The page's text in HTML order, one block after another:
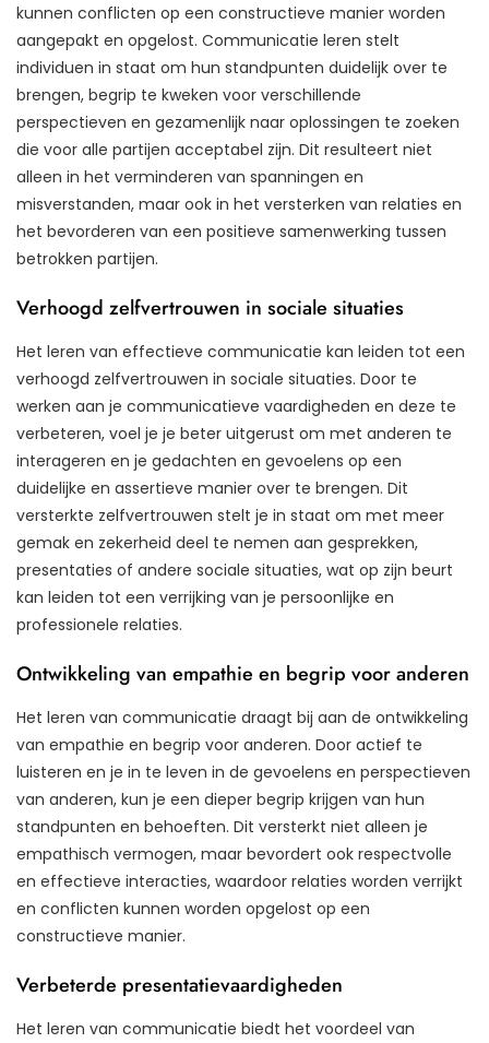
kunnen conflicten op een constructieve manier worden
aangepakt en opgelost. Communicatie leren stelt
individuen in staat om hun standpunten duidelijk over te
brengen, begrip te kweken voor verschillende
perspectieven en gezamenlijk naar oplossingen te zoeken
die voor alle partijen acceptabel zijn. Dit resulteert niet
alleen in het verminderen van spanningen en
misverstanden, maar ook in het versterken van relaties en
het bevorderen van een positieve samenwerking tussen
betrokken partijen.
Verhoogd zelfvertrouwen in sociale situaties
Het leren van effectieve communicatie kan leiden tot een
verhoogd zelfvertrouwen in sociale situaties. Door te
werken aan je communicatieve vaardigheden en deze te
verbeteren, voel je je beter uitgerust om met anderen te
interageren en je gedachten en gevoelens op een
duidelijke en assertieve manier over te brengen. Dit
versterkte zelfvertrouwen stelt je in staat om met meer
gemak en zekerheid deel te nemen aan gesprekken,
presentaties of andere sociale situaties, wat op zijn beurt
kan leiden tot een verrijking van je persoonlijke en
professionele relaties.
Ontwikkeling van empathie en begrip voor anderen
Het leren van communicatie draagt bij aan de ontwikkeling
van empathie en begrip voor anderen. Door actief te
luisteren en je in te leven in de gevoelens en perspectieven
van anderen, kun je een dieper begrip krijgen van hun
standpunten en behoeften. Dit versterkt niet alleen je
empathisch vermogen, maar bevordert ook respectvolle
en effectieve interacties, waardoor relaties worden verrijkt
en conflicten kunnen worden opgelost op een
constructieve manier.
Verbeterde presentatievaardigheden
Het leren van communicatie biedt het voordeel van